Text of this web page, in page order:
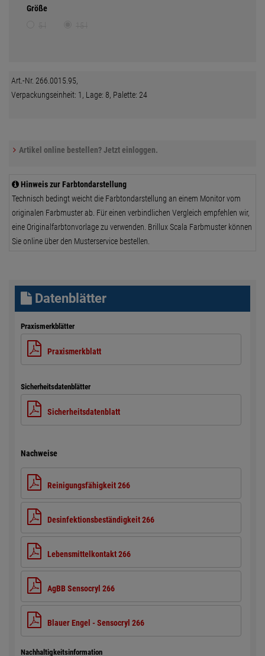
Größe
Art.-Nr. 266.0015.95,
Verpackungseinheit: 1, Lage: 8, Palette: 24
Artikel online bestellen? Jetzt einloggen.
Hinweis zur Farbtondarstellung
Technisch bedingt weicht die Farbtondarstellung an einem Monitor vom
originalen Farbmuster ab. Für einen verbindlichen Vergleich empfehlen wir,
eine Originalfarbtonvorlage zu verwenden. Brillux Scala Farbmuster können
Sie online über den Musterservice bestellen.
Datenblätter
Praxismerkblätter
Praxismerkblatt
Sicherheitsdatenblätter
Sicherheitsdatenblatt
Nachweise
Reinigungsfähigkeit 266
Desinfektionsbeständigkeit 266
Lebensmittelkontakt 266
AgBB Sensocryl 266
Blauer Engel - Sensocryl 266
Nachhaltigkeitsinformation